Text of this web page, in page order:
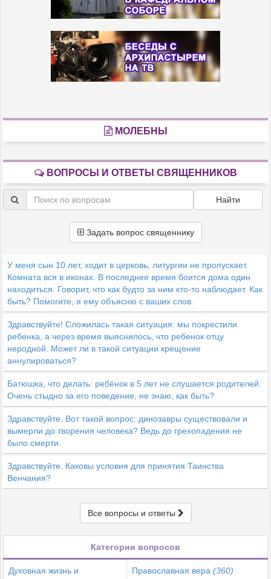
МОЛЕБНЫ
ВОПРОСЫ И ОТВЕТЫ СВЯЩЕННИКОВ
Найти
Задать вопрос священнику
У меня сын 10 лет, ходит в церковь, литургии не пропускает.
Комната вся в иконах. В последнее время боится дома один
находиться. Говорит, что как будто за ним кто-то наблюдает. Как
быть? Помогите, я ему объясню с ваших слов.
Здравствуйте! Сложилась такая ситуация: мы покрестили
ребенка, а через время выяснилось, что ребенок отцу
неродной. Может ли в такой ситуации крещение
аннулироваться?
Батюшка, что делать: ребёнок в 5 лет не слушается родителей.
Очень стыдно за его поведение, не знаю, как быть?
Здравствуйте. Вот такой вопрос: динозавры существовали и
вымерли до творения человека? Ведь до грехопадения не
было смерти.
Здравствуйте. Каковы условия для принятия Таинства
Венчания?
Все вопросы и ответы
Категории вопросов
Духовная жизнь и
Православная вера (360)